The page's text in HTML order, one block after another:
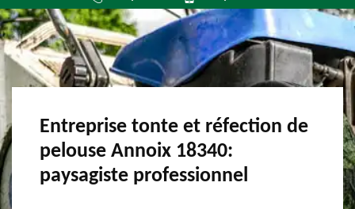
Entreprise tonte et réfection de
pelouse Annoix 18340:
paysagiste professionnel